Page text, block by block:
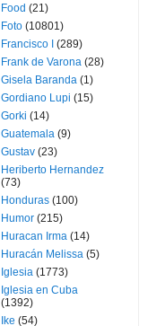
Food (21)
Foto (10801)
Francisco I
(289)
Frank de Varona (28)
Gisela Baranda (1)
Gordiano Lupi (15)
Gorki (14)
Guatemala (9)
Gustav (23)
Heriberto Hernandez
(73)
Honduras (100)
Humor (215)
Huracan Irma (14)
Huracán Melissa (5)
Iglesia (1773)
Iglesia en Cuba
(1392)
Ike (54)